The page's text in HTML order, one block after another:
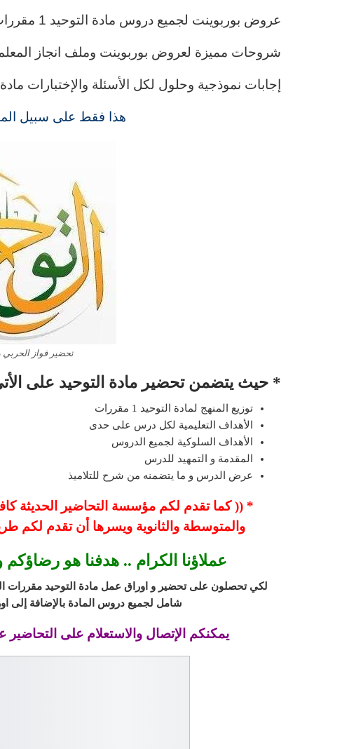
عروض بوربوينت لجميع دروس مادة التوحيد 1 مقررات .
شروحات مميزة لعروض بوربوينت وملف انجاز
إجابات نموذجية وحلول لكل الأسئلة والإختبارات
هذا فقط على سبيل
تحضير فواز الحربي
* حيث يتضمن تحضير مادة التوحيد على
توزيع المنهج لمادة التوحيد 1 مقررات
الأهداف التعليمية لكل درس على حدى
الأهداف السلوكية لجميع الدروس
المقدمة و التمهيد للدرس
عرض الدرس و ما يتضمنه من شرح للتلاميذ
* (( كما تقدم لكم مؤسسة التحاضير الحديثة كافة
والمتوسطة والثانوية ويسرها أن تقدم لكم
عملاؤنا الكرام .. هدفنا هو
لكي تحصلون على تحضير و اوراق عمل مادة التوحيد مقررات
شامل لجميع دروس المادة بالإضافة إلى
يمكنكم الإتصال والاستعلام على التحاضير